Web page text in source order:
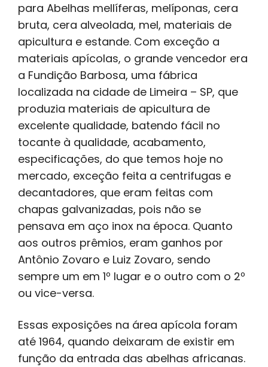
para Abelhas mellíferas, melíponas, cera
bruta, cera alveolada, mel, materiais de
apicultura e estande. Com exceção a
materiais apícolas, o grande vencedor era
a Fundição Barbosa, uma fábrica
localizada na cidade de Limeira – SP, que
produzia materiais de apicultura de
excelente qualidade, batendo fácil no
tocante à qualidade, acabamento,
especificações, do que temos hoje no
mercado, exceção feita a centrifugas e
decantadores, que eram feitas com
chapas galvanizadas, pois não se
pensava em aço inox na época. Quanto
aos outros prêmios, eram ganhos por
Antônio Zovaro e Luiz Zovaro, sendo
sempre um em 1º lugar e o outro com o 2º
ou vice-versa.
Essas exposições na área apícola foram
até 1964, quando deixaram de existir em
função da entrada das abelhas africanas.